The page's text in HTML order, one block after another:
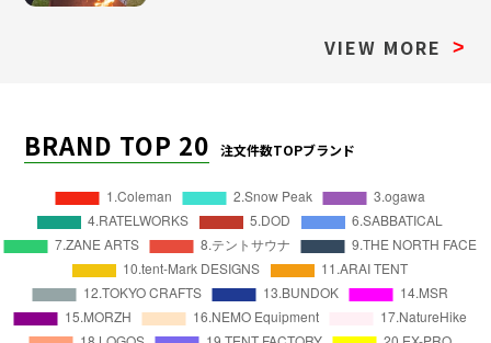
VIEW MORE >
BRAND TOP 20 注文件数TOPブランド